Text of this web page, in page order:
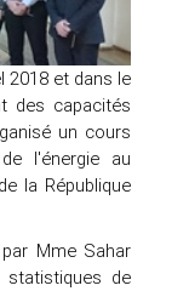
2018 et dans le
des capacités
un cours
l'énergie au
la République
Mme Sahar
statistiques de